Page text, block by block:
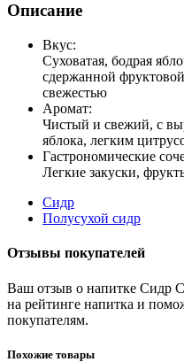
Описание
Вкус:
Суховатая, бодрая
сдержанной
свежестью
Аромат:
Чистый и свежий, с
яблока, легким
Гастрономические
Легкие закуски,
Сидр
Полусухой сидр
Отзывы покупателей
Ваш отзыв о напитке Сидр
на рейтинге напитка и
покупателям.
Похожие товары